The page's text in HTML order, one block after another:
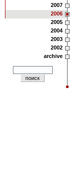
2007
2006
2005
2004
2003
2002
archive